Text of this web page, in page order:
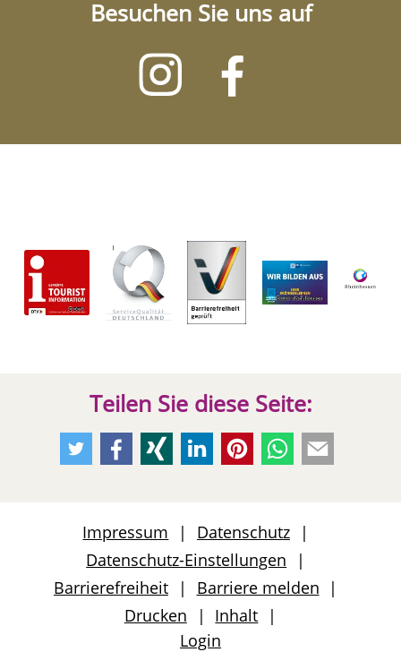
Besuchen Sie uns auf
Besuchen
Sie
Besuchen
Sie
Teilen Sie diese Seite:
Empfehlen
auf
Twitter
Empfehlen
auf
Facebook
Empfehlen
auf
Xing
Empfehlen
auf
LinkedIn
Empfehlen
auf
Pinterest
Per
Per
Impressum
Datenschutz
Datenschutz-Einstellungen
Barrierefreiheit
Barriere melden
Drucken
Inhalt
Login